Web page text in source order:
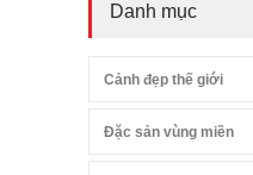
Danh mục
Cảnh đẹp thế giới
Đặc sản vùng miền